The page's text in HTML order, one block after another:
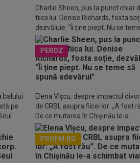
Charlie Sheen, pus la punct chiar
fiica lui. Denise Richards, fosta
dezvăluie: "Îi ține piept. Nu se
spună adevărul"
PEROZ
balului
pe
Elena Vîșcu, despre impactul
de CRBL asupra fiicei lor: „A fost
De ce mutarea în Chișinău le-a
schimbat viața
PROFM.RO